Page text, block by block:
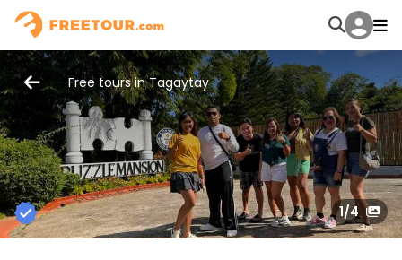
Free tours in Tagaytay
1/4